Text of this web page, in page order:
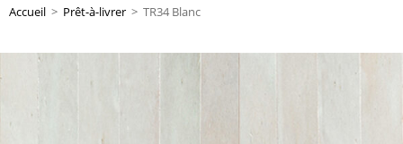
Accueil > Prêt-à-livrer > TR34 Blanc